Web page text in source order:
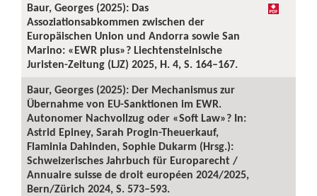
Baur, Georges (2025): Das
Assoziationsabkommen zwischen der
Europäischen Union und Andorra sowie San
Marino: «EWR plus»? Liechtensteinische
Juristen-Zeitung (LJZ) 2025, H. 4, S. 164–167.
Baur, Georges (2025): Der Mechanismus zur
Übernahme von EU-Sanktionen im EWR.
Autonomer Nachvollzug oder «Soft Law»? In:
Astrid Epiney, Sarah Progin-Theuerkauf,
Flaminia Dahinden, Sophie Dukarm (Hrsg.):
Schweizerisches Jahrbuch für Europarecht /
Annuaire suisse de droit européen 2024/2025,
Bern/Zürich 2024, S. 573–593.